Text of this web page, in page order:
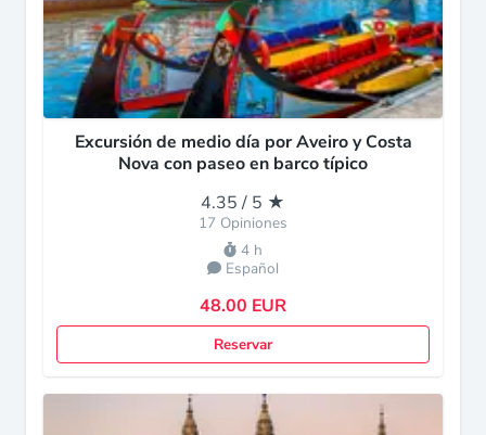
Excursión de medio día por Aveiro y Costa
Nova con paseo en barco típico
4.35 / 5 ★
17 Opiniones
4 h
Español
48.00 EUR
Reservar